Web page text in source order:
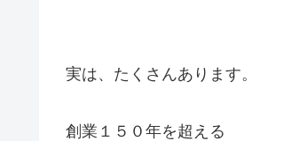
実は、たくさんあります。
創業１５０年を超える